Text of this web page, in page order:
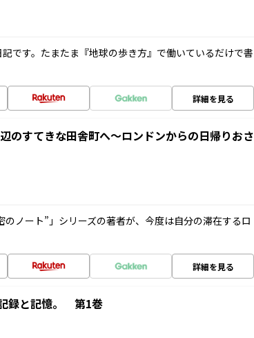
です。たまたま『地球の歩き方』で働いているだけで書
詳細を見る
のすてきな田舎町へ～ロンドンからの日帰りおさ
ノート”」シリーズの著者が、今度は自分の滞在するロ
詳細を見る
録と記憶。 第1巻